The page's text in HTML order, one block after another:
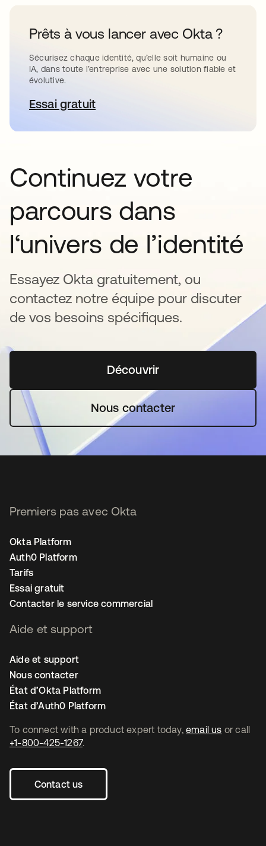
Prêts à vous lancer avec Okta ?
Sécurisez chaque identité, qu’elle soit humaine ou
IA, dans toute l’entreprise avec une solution fiable et
évolutive.
Essai gratuits’ouvre dans un nouvel onglet
Continuez votre
parcours dans
l‘univers de l’identité
Essayez Okta gratuitement, ou
contactez notre équipe pour discuter
de vos besoins spécifiques.
Découvrirs’ouvre dans un nouvel
Nous contacter
To connect with a product expert today, email us or call
+1-800-425-1267.
Contact us
Premiers pas avec Okta
Okta Platform
Auth0 Platform
Tarifs
Essai gratuit
Contacter le service commercial
Aide et support
Aide et support
Nous contacter
État d’Okta Platform
État d’Auth0 Platform